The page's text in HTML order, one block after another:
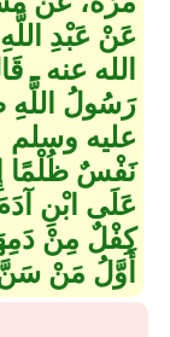
عَنْ عَبْدِ
الله عنه ـ
رَسُولُ اللَّهِ
عليه وسلم
نَفْسٌ ظُلْمًا
عَلَى ابْنِ
كِفْلٌ مِنْ
أَوَّلُ مَنْ